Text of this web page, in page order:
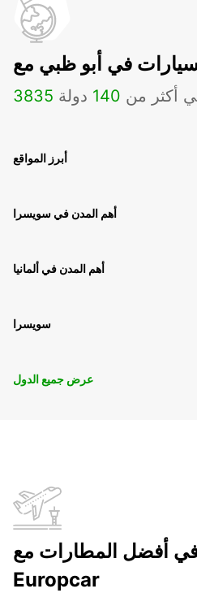
3835 أكثر من 140 دولة
أبرز المواقع
أهم المدن في سويسرا
أهم المدن في ألمانيا
سويسرا
عرض جميع الدول
في أفضل المطارات مع
Europcar